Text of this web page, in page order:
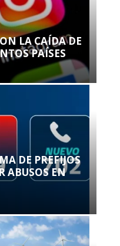
LA CAÍDA DE
PAÍSES
DE PREFIJOS
ABUSOS EN